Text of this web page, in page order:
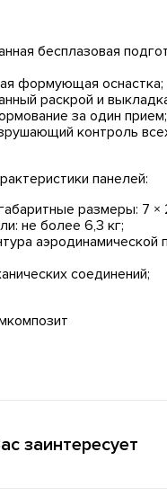
бесплазовая
формующая оснастка;
раскрой и
за один прием;
контроль
панелей:
размеры: 7 ×
не более 6,3 кг;
аэродинамической
соединений;
заинтересует